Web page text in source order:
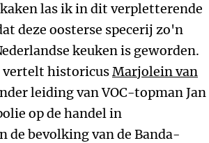
las ik in dit verpletterende
deze oosterse specerij zo'n
keuken is geworden.
vertelt historicusMarjolein van
leiding van VOC-topman Jan
op de handel in
de bevolking van de Banda-